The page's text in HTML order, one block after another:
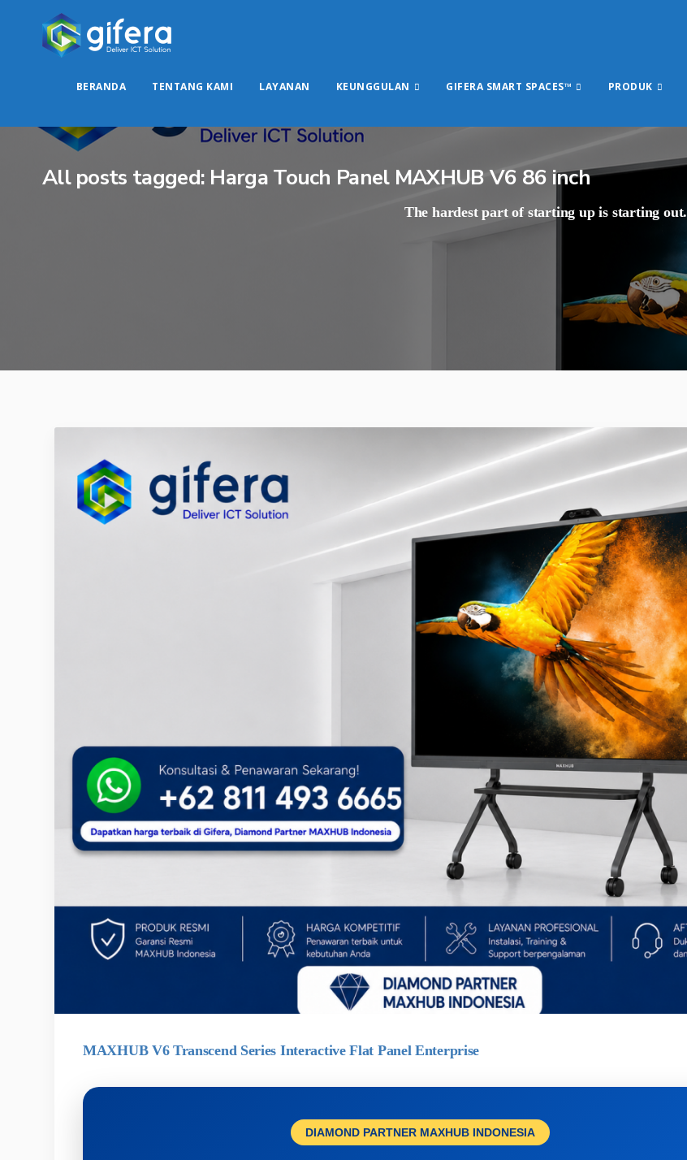
BERANDA TENTANG KAMI LAYANAN KEUNGGULAN GIFERA SMART SPACES™ PRODUK
All posts tagged: Harga Touch Panel MAXHUB V6 86 inch
The hardest part of starting up is starting out.
MAXHUB V6 Transcend Series Interactive Flat Panel Enterprise
DIAMOND PARTNER MAXHUB INDONESIA